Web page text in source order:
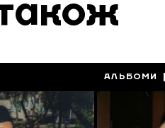
АЛЬБОМИ